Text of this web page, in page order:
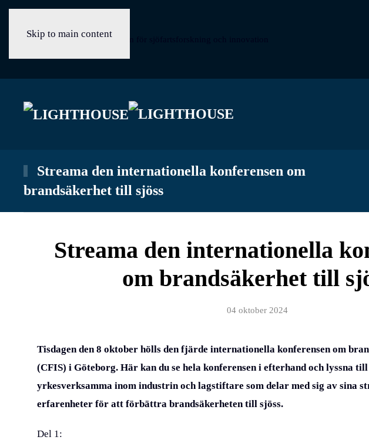
Skip to main content
Sveriges samverkansplattform för sjöfartsforskning och innovation
Streama den internationella konferensen om
brandsäkerhet till sjöss
Streama den internationella
om brandsäkerhet till
04 oktober 2024
Tisdagen den 8 oktober hölls den fjärde internationella konferensen om
(CFIS) i Göteborg. Här kan du se hela konferensen i efterhand och lyssna
yrkesverksamma inom industrin och lagstiftare som delar med sig av sina
erfarenheter för att förbättra brandsäkerheten till sjöss.
Del 1: